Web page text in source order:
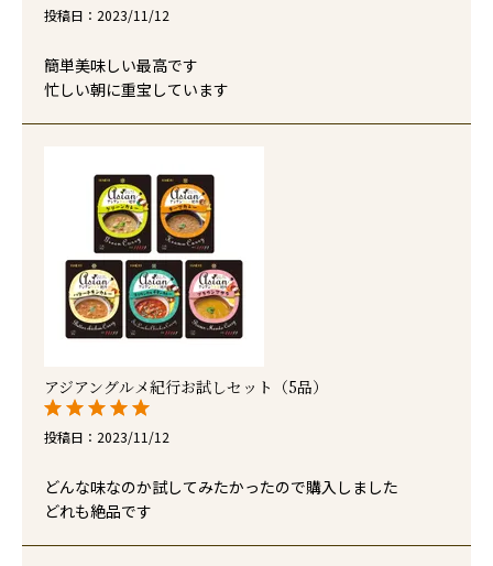
投稿日 2023/11/12
簡単美味しい最高です
忙しい朝に重宝しています
アジアングルメ紀行お試しセット（5品）
投稿日 2023/11/12
どんな味なのか試してみたかったので購入しました
どれも絶品です